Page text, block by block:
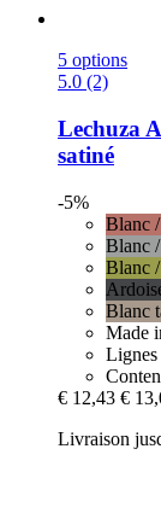
5 options
5.0 (2)
Lechuza
satiné
-5%
Blanc
Blanc
Blanc
Blanc
Made
Lignes
€ 12,43 €
Livraison